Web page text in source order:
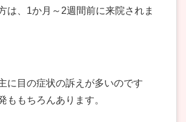
は、1か月～2週間前に来院されま
に目の症状の訴えが多いのです
ももちろんあります。